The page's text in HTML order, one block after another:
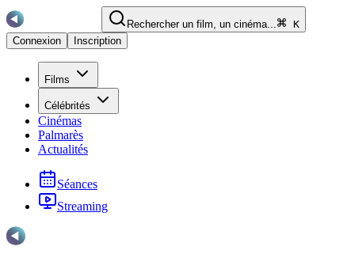
Rechercher un film, un cinéma...
K
Connexion
Inscription
Films
Célébrités
Cinémas
Palmarès
Actualités
Séances
Streaming